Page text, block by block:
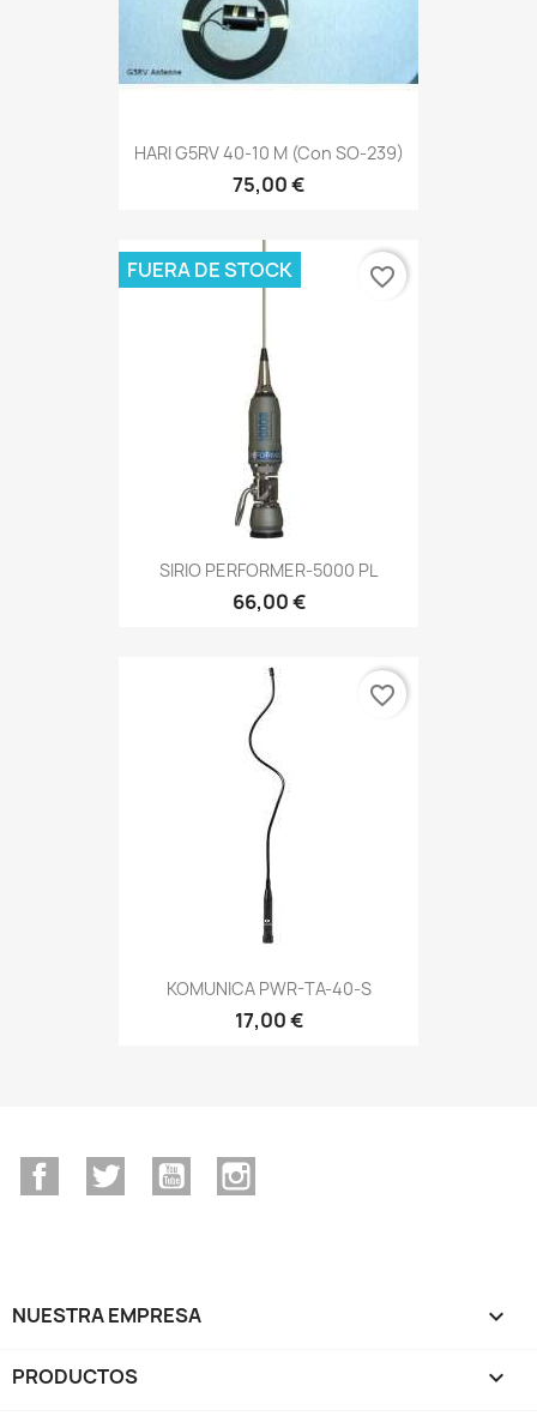
HARI G5RV 40-10 M (con SO-239)
75,00 €
SIRIO PERFORMER-5000 PL
66,00 €
FUERA DE STOCK favorite_border
KOMUNICA PWR-TA-40-S
17,00 €
favorite_border
FacebookTwitter YouTube
NUESTRA EMPRESA 
PRODUCTOS 